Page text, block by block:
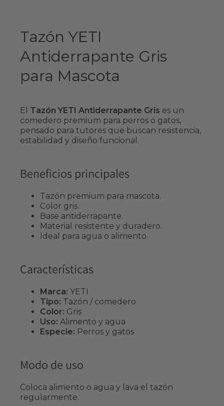
Tazón YETI
Antiderrapante Gris
para Mascota
El Tazón YETI Antiderrapante Gris es un
comedero premium para perros o gatos,
pensado para tutores que buscan resistencia,
estabilidad y diseño funcional.
Beneficios principales
Tazón premium para mascota.
Color gris.
Base antiderrapante.
Material resistente y duradero.
Ideal para agua o alimento.
Características
Marca: YETI
Tipo: Tazón / comedero
Color: Gris
Uso: Alimento y agua
Especie: Perros y gatos
Modo de uso
Coloca alimento o agua y lava el tazón
regularmente.